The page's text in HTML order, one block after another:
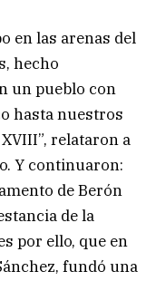
en las arenas del
hecho
un pueblo con
hasta nuestros
relataron a
Y continuaron:
de Berón
de la
por ello, que en
fundó una